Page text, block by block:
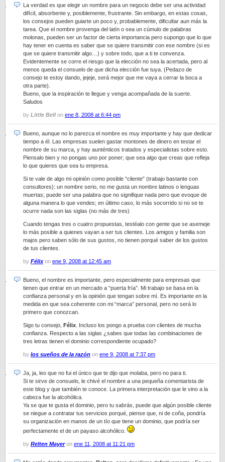
La verdad es que elegir un nombre para un negocio debe ser una actividad
difícil, absorbente y, posiblemente, frustrante. Sin embargo, en estas cosas,
los consejos pueden guiarte un poco y, probablemente, dificultar aun más la
tarea. Que el nombre provenga del latín o sea un cúmulo de palabras
molonas, pueden ser un factor de cierta importancia pero supongo que lo que
hay tener en cuenta es saber que se quiere transmitir con ese nombre (si es
que se quiere transmitir algo…) y sobre todo, que a ti te convenza.
Evidentemente se corre el riesgo que la elección no sea la acertada, pero al
menos queda el consuelo de que dicha elección fue tuya. (Pedazo de
consejo te estoy dando, jejeje, será mejor que me vaya a cerrar la boca a
otra parte).
Bueno, que la inspiración te llegue y venga acompañada de la suerte.
Saludos
by Little Bell on ene 8, 2008 at 6:44 pm
Bueno, aunque no lo parezca el nombre es muy importante y hay que dedicar
tiempo a él. Las empresas suelen gastar montones de dinero en testar el
nombre de su marca, y hay aunténticos tratados y especialistas sobre esto.
Piensalo bien y no pongas uno por poner; que sea algo que creas que refleja
lo que quieres que sea tu empresa.
Si te vale de algo mi opinión como posible “cliente” (trabajo bastante con
consultores): un nombre serio, no me gusta un nombre latinos o lenguas
muertas; puede ser una palabra que no signifique nada pero que evoque de
alguna manera lo que vendes; en último caso, lo más socorrido si no se te
ocurre nada son las siglas (no más de tres)
Cuando tengas tres o cuatro propuestas, testéalo con gente que se asemeje
lo más posible a quienes vayan a ser tus clientes. Los amigos y familia son
majos pero saben sólo de sus gustos, no tienen porqué saber de los gustos
de tus clientes.
by Félixon ene 9, 2008 at 12:45 am
Bueno, el nombre es importante, pero especialmente para empresas que
tienen que entrar en un mercado a “puerta fría”. Mi trabajo se basa en la
confianza personal y en la opinión que tengan sobre mí. Es importante en la
medida en que sea coherente con mi “marca” personal, pero no será lo
primero que conozcan.
Sigo tu consejo, Félix . Incluso los pongo a prueba con clientes de mucha
confianza. Respecto a las siglas ¿sabes que todas las combinaciones de
tres letras tienen el dominio correspondiente ocupado?
by los sueños de la razón on ene 9, 2008 at 7:37 pm
Ja, ja, leo que no fui el único que te dijo que molaba, pero no para ti.
Si te sirve de consuelo, le chivé el nombre a una pequeña comentarista de
este blog y que también te conoce. La primera interpretación que le vino a la
cabeza fue la alcohólica.
Ya se que te gusta el dominio, pero tu sabrás, puede que algún posible cliente
se niegue a contratar tus servicios porqué, piense que, ni de coña, pondría
su organización en manos de un tío que tiene un dominio, que podría ser
perfectamente el de un payaso alcohólico.
by Relten Mayeron ene 11, 2008 at 11:21 pm